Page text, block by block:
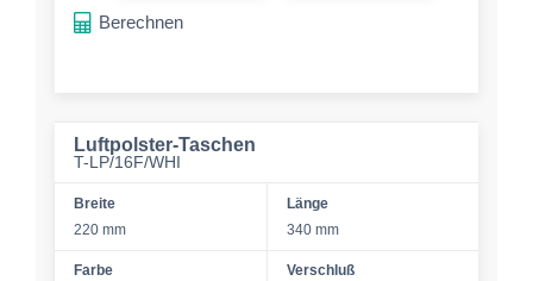
Berechnen
Luftpolster-Taschen
T-LP/16F/WHI
Breite
220 mm
Länge
340 mm
Farbe
Verschluß